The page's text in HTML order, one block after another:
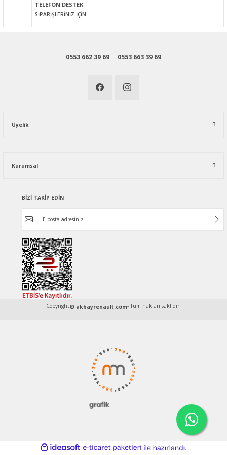
TELEFON DESTEK
SİPARİŞLERİNİZ İÇİN
0553 662 39 69 0553 663 39 69
Üyelik
Kurumsal
BİZİ TAKİP EDİN
Copyright© akbayrenault.com- Tüm hakları saklıdır.
ideasoft
e-